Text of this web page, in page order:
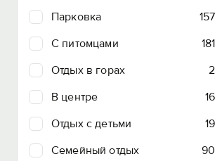
Парковка
157
C питомцами
181
Отдых в горах
2
В центре
16
Отдых с детьми
19
Семейный отдых
90